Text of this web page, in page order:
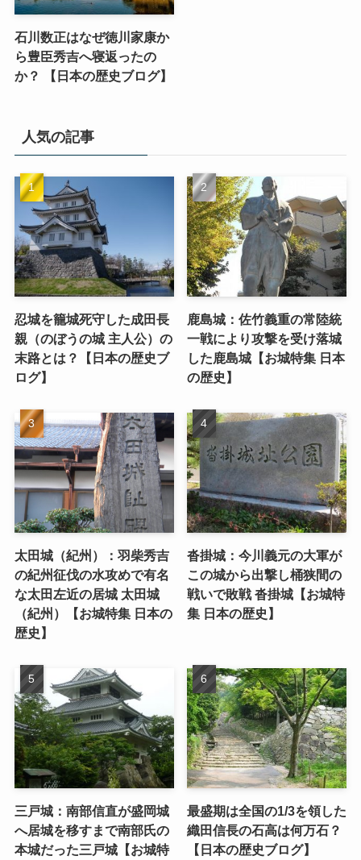
石川数正はなぜ徳川家康か
ら豊臣秀吉へ寝返ったの
か？ 【日本の歴史ブログ】
人気の記事
忍城を籠城死守した成田長
親（のぼうの城 主人公）の
末路とは？【日本の歴史ブ
ログ】
鹿島城：佐竹義重の常陸統
一戦により攻撃を受け落城
した鹿島城【お城特集 日本
の歴史】
太田城（紀州）：羽柴秀吉
の紀州征伐の水攻めで有名
な太田左近の居城 太田城
（紀州）【お城特集 日本の
歴史】
沓掛城：今川義元の大軍が
この城から出撃し桶狭間の
戦いで敗戦 沓掛城【お城特
集 日本の歴史】
三戸城：南部信直が盛岡城
へ居城を移すまで南部氏の
本城だった三戸城【お城特
最盛期は全国の1/3を領した
織田信長の石高は何万石？
【日本の歴史ブログ】